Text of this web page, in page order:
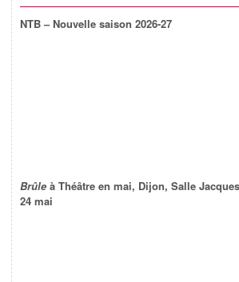
NTB – Nouvelle saison 2026-27
Brûle à Théâtre en mai, Dijon, Salle
24 mai